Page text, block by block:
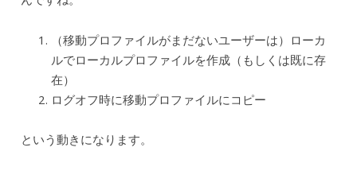
（移動プロファイルがまだないユーザーは）ローカ
ルでローカルプロファイルを作成（もしくは既に存
在）
ログオフ時に移動プロファイルにコピー
という動きになります。